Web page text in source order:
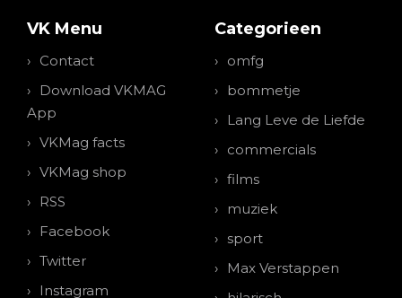
VK Menu
Contact
Download VKMAG
App
VKMag facts
VKMag shop
RSS
Facebook
Twitter
Instagram
Categorieen
omfg
bommetje
Lang Leve de Liefde
commercials
films
muziek
sport
Max Verstappen